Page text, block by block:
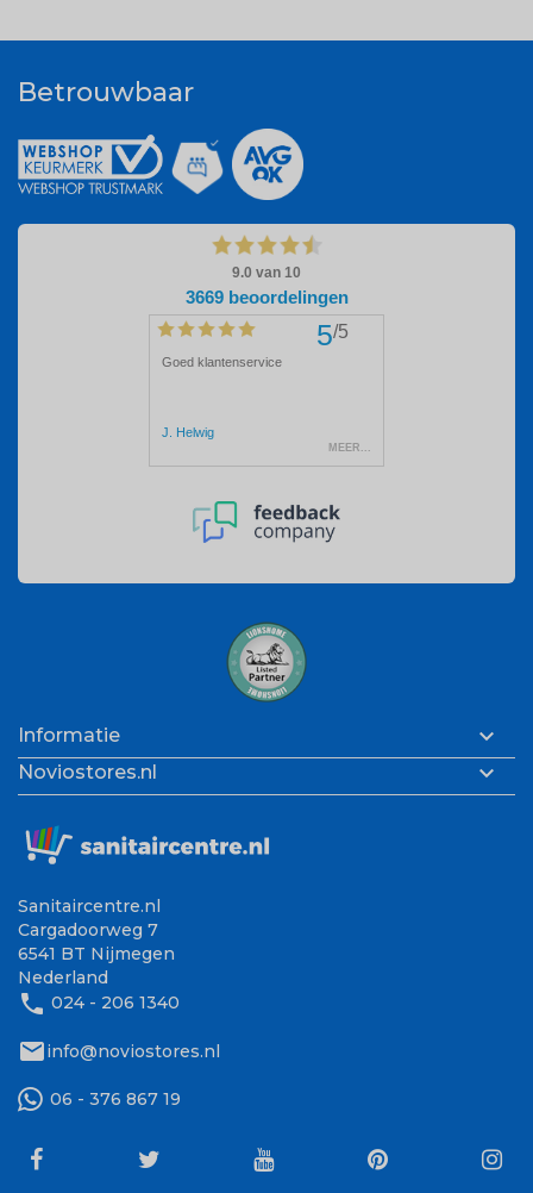
Betrouwbaar
Informatie 
Noviostores.nl 
Sanitaircentre.nl
Cargadoorweg 7
6541 BT Nijmegen
Nederland
phone 024 - 206 1340
mailinfo@noviostores.nl
06 - 376 867 19